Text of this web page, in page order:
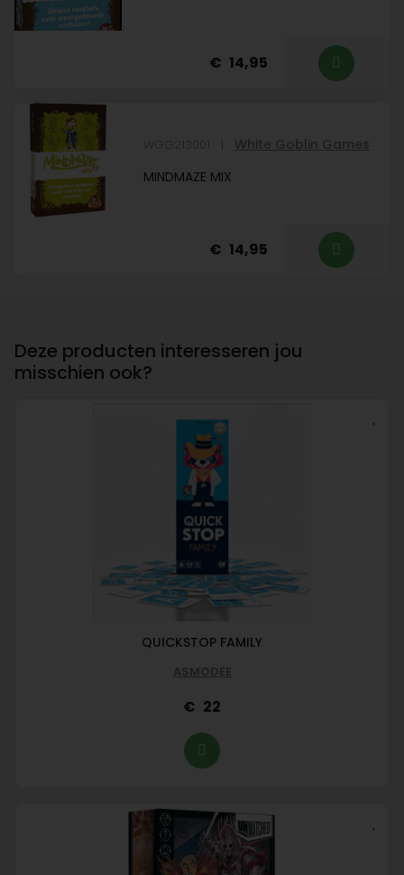
14,95
White Goblin Games
MINDMAZE MIX
14,95
Deze producten interesseren jou
misschien ook?
QUICKSTOP FAMILY
ASMODEE
22